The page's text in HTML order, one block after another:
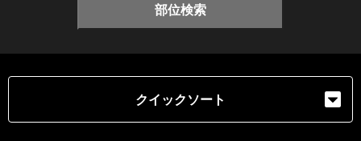
部位検索
クイックソート